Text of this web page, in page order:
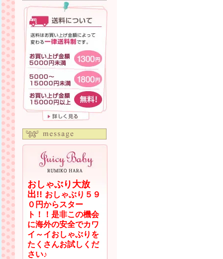
おしゃぶり大放
出!! おしゃぶり５９
０円からスター
ト！！是非この機会
に海外の安全でカワ
イ～イおしゃぶりを
たくさんお試しくだ
さい♪